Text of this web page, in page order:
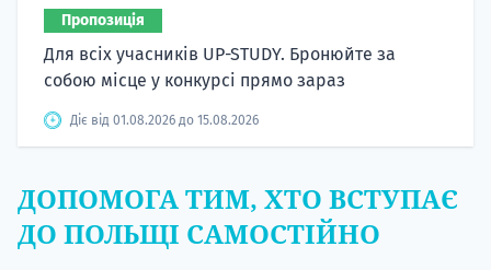
Пропозиція
Для всіх учасників UP-STUDY. Бронюйте за
собою місце у конкурсі прямо зараз
Діє від 01.08.2026 до 15.08.2026
ДОПОМОГА ТИМ, ХТО ВСТУПАЄ
ДО ПОЛЬЩІ САМОСТІЙНО